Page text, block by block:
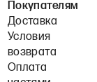
Покупателям
Доставка
Условия
возврата
Оплата